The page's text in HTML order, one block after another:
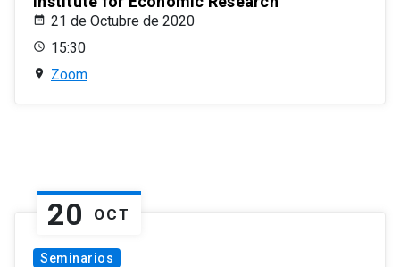
21 de Octubre de 2020
15:30
Zoom
20 OCT
Seminarios